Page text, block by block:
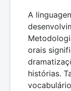
A
orais
histórias.